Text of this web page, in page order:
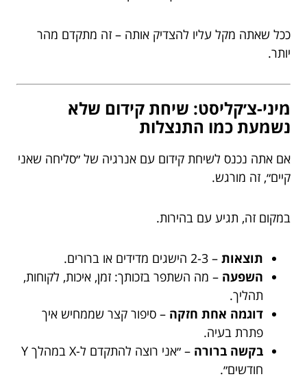
ככל שאתה מקל עליו להצדיק אותה – זה מתקדם מהר
יותר.
מיני-צ׳קליסט: שיחת קידום שלא
נשמעת כמו התנצלות
אם אתה נכנס לשיחת קידום עם אנרגיה של ״סליחה שאני
קיים״, זה מורגש.
במקום זה, תגיע עם בהירות.
תוצאות – 2-3 הישגים מדידים או ברורים.
השפעה – מה השתפר בזכותך: זמן, איכות, לקוחות,
תהליך.
דוגמה אחת חזקה – סיפור קצר שממחיש איך
פתרת בעיה.
בקשה ברורה
– ״אני רוצה להתקדם ל-X במהלך Y
חודשים״.